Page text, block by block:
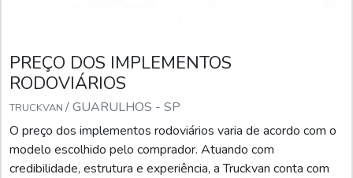
PREÇO DOS IMPLEMENTOS
RODOVIÁRIOS
TRUCKVAN / GUARULHOS - SP
O preço dos implementos rodoviários varia de acordo com o
modelo escolhido pelo comprador. Atuando com
credibilidade, estrutura e experiência, a Truckvan conta com